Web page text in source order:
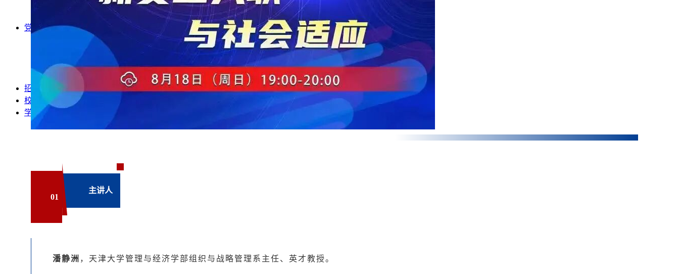
党务群团
工会工作
通知公告
招生就业
校友园地
学前教育热点
01
主讲人
潘静洲 ， 天津大学管理与经济学部组织与战略管理系主任、英才教授。